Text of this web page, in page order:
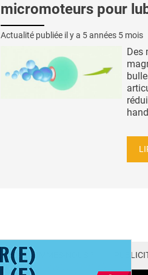
micromoteurs pour
Actualité publiée il y a 5 années 5 mois
Des
QUI SOMMES-NOUS ?